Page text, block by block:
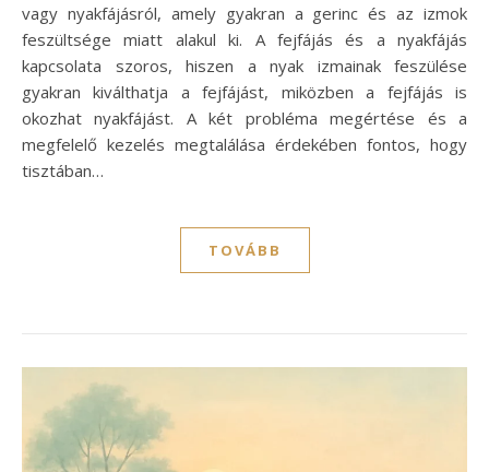
vagy nyakfájásról, amely gyakran a gerinc és az izmok
feszültsége miatt alakul ki. A fejfájás és a nyakfájás
kapcsolata szoros, hiszen a nyak izmainak feszülése
gyakran kiválthatja a fejfájást, miközben a fejfájás is
okozhat nyakfájást. A két probléma megértése és a
megfelelő kezelés megtalálása érdekében fontos, hogy
tisztában…
TOVÁBB